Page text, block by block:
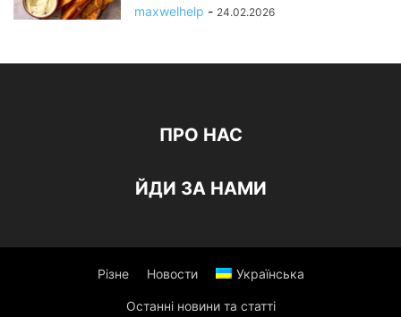
maxwelhelp - 24.02.2026
ПРО НАС
ЙДИ ЗА НАМИ
Різне Новости Українська
Останні новини та статті